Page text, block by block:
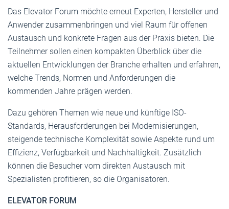
Das Elevator Forum möchte erneut Experten, Hersteller und
Anwender zusammenbringen und viel Raum für offenen
Austausch und konkrete Fragen aus der Praxis bieten. Die
Teilnehmer sollen einen kompakten Überblick über die
aktuellen Entwicklungen der Branche erhalten und erfahren,
welche Trends, Normen und Anforderungen die
kommenden Jahre prägen werden.
Dazu gehören Themen wie neue und künftige ISO-
Standards, Herausforderungen bei Modernisierungen,
steigende technische Komplexität sowie Aspekte rund um
Effizienz, Verfügbarkeit und Nachhaltigkeit. Zusätzlich
können die Besucher vom direkten Austausch mit
Spezialisten profitieren, so die Organisatoren.
ELEVATOR FORUM